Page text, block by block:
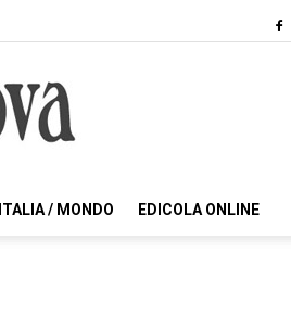
ITALIA / MONDO EDICOLA ONLINE